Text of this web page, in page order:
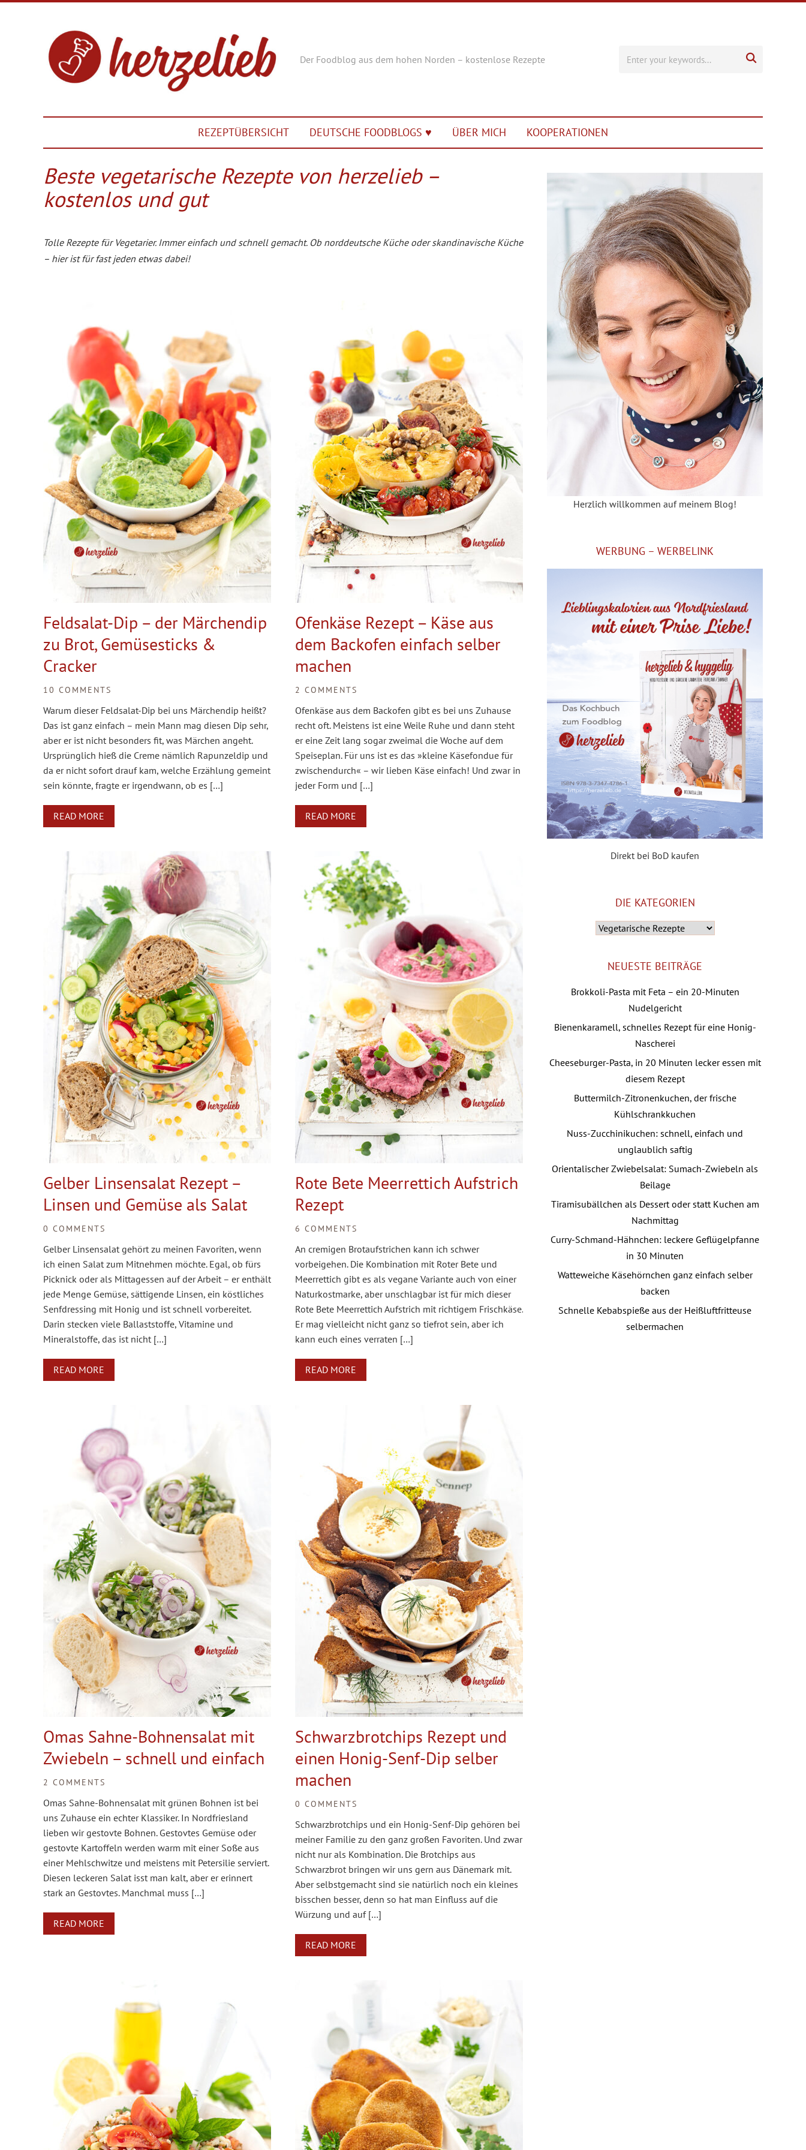
Der Foodblog aus dem hohen Norden – kostenlose Rezepte 
REZEPTÜBERSICHT DEUTSCHE FOODBLOGS ♥︎ ÜBER MICH KOOPERATIONEN
Beste vegetarische Rezepte von herzelieb –
kostenlos und gut
Tolle Rezepte für Vegetarier. Immer einfach und schnell gemacht. Ob norddeutsche Küche oder skandinavische Küche
– hier ist für fast jeden etwas dabei!
Feldsalat-Dip – der Märchendip
zu Brot, Gemüsesticks &
Cracker
10 COMMENTS
Warum dieser Feldsalat-Dip bei uns Märchendip heißt?
Das ist ganz einfach – mein Mann mag diesen Dip sehr,
aber er ist nicht besonders fit, was Märchen angeht.
Ursprünglich hieß die Creme nämlich Rapunzeldip und
da er nicht sofort drauf kam, welche Erzählung gemeint
sein könnte, fragte er irgendwann, ob es […]
READ MORE
Ofenkäse Rezept – Käse aus
dem Backofen einfach selber
machen
2 COMMENTS
Ofenkäse aus dem Backofen gibt es bei uns Zuhause
recht oft. Meistens ist eine Weile Ruhe und dann steht
er eine Zeit lang sogar zweimal die Woche auf dem
Speiseplan. Für uns ist es das »kleine Käsefondue für
zwischendurch« – wir lieben Käse einfach! Und zwar in
jeder Form und […]
READ MORE
Gelber Linsensalat Rezept –
Linsen und Gemüse als Salat
0 COMMENTS
Gelber Linsensalat gehört zu meinen Favoriten, wenn
ich einen Salat zum Mitnehmen möchte. Egal, ob fürs
Picknick oder als Mittagessen auf der Arbeit – er enthält
jede Menge Gemüse, sättigende Linsen, ein köstliches
Senfdressing mit Honig und ist schnell vorbereitet.
Darin stecken viele Ballaststoffe, Vitamine und
Mineralstoffe, das ist nicht […]
READ MORE
Rote Bete Meerrettich Aufstrich
Rezept
6 COMMENTS
An cremigen Brotaufstrichen kann ich schwer
vorbeigehen. Die Kombination mit Roter Bete und
Meerrettich gibt es als vegane Variante auch von einer
Naturkostmarke, aber unschlagbar ist für mich dieser
Rote Bete Meerrettich Aufstrich mit richtigem Frischkäse.
Er mag vielleicht nicht ganz so tiefrot sein, aber ich
kann euch eines verraten […]
READ MORE
Omas Sahne-Bohnensalat mit
Zwiebeln – schnell und einfach
2 COMMENTS
Omas Sahne-Bohnensalat mit grünen Bohnen ist bei
uns Zuhause ein echter Klassiker. In Nordfriesland
lieben wir gestovte Bohnen. Gestovtes Gemüse oder
gestovte Kartoffeln werden warm mit einer Soße aus
einer Mehlschwitze und meistens mit Petersilie serviert.
Diesen leckeren Salat isst man kalt, aber er erinnert
stark an Gestovtes. Manchmal muss […]
READ MORE
Schwarzbrotchips Rezept und
einen Honig-Senf-Dip selber
machen
0 COMMENTS
Schwarzbrotchips und ein Honig-Senf-Dip gehören bei
meiner Familie zu den ganz großen Favoriten. Und zwar
nicht nur als Kombination. Die Brotchips aus
Schwarzbrot bringen wir uns gern aus Dänemark mit.
Aber selbstgemacht sind sie natürlich noch ein kleines
bisschen besser, denn so hat man Einfluss auf die
Würzung und auf […]
READ MORE
Herzlich willkommen auf meinem Blog!
WERBUNG – WERBELINK
Direkt bei BoD kaufen
DIE KATEGORIEN
NEUESTE BEITRÄGE
Brokkoli-Pasta mit Feta – ein 20-Minuten
Nudelgericht
Bienenkaramell, schnelles Rezept für eine Honig-
Nascherei
Cheeseburger-Pasta, in 20 Minuten lecker essen mit
diesem Rezept
Buttermilch-Zitronenkuchen, der frische
Kühlschrankkuchen
Nuss-Zucchinikuchen: schnell, einfach und
unglaublich saftig
Orientalischer Zwiebelsalat: Sumach-Zwiebeln als
Beilage
Tiramisubällchen als Dessert oder statt Kuchen am
Nachmittag
Curry-Schmand-Hähnchen: leckere Geflügelpfanne
in 30 Minuten
Watteweiche Käsehörnchen ganz einfach selber
backen
Schnelle Kebabspieße aus der Heißluftfritteuse
selbermachen